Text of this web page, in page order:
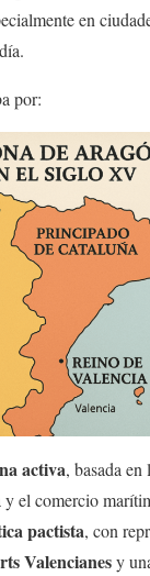
en
por:
activa, basada
el comercio
pactista, con
Valencianesy